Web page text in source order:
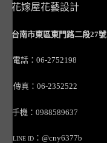
花嫁屋花藝設計
台南市東區東門路二段27號
電話：06-2752198
傳真：06-2352522
手機：0988589637
LINE ID ：@cny6377b